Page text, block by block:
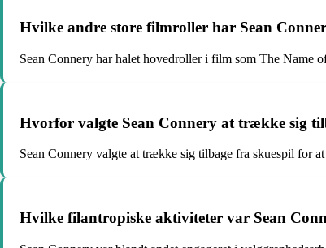
Hvilke andre store filmroller har Sean
Sean Connery har halet hovedroller i film som The Name
Hvorfor valgte Sean Connery at trække sig
Sean Connery valgte at trække sig tilbage fra skuespil for
Hvilke filantropiske aktiviteter var Sean